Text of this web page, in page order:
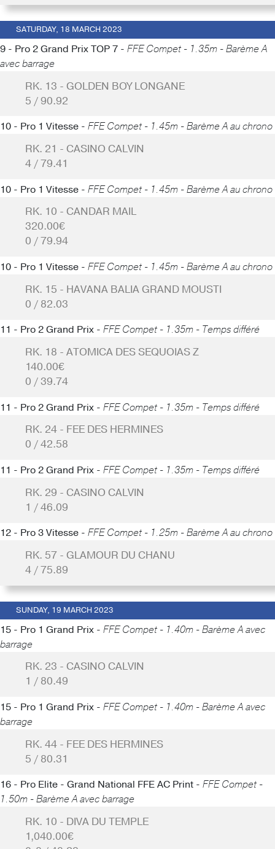
SATURDAY, 18 MARCH 2023
9 - Pro 2 Grand Prix TOP 7 - FFE Compet - 1.35m - Barème A
avec barrage
RK. 13 - GOLDEN BOY LONGANE
5 / 90.92
10 - Pro 1 Vitesse - FFE Compet - 1.45m - Barème A au chrono
RK. 21 - CASINO CALVIN
4 / 79.41
10 - Pro 1 Vitesse - FFE Compet - 1.45m - Barème A au chrono
RK. 10 - CANDAR MAIL
320.00€
0 / 79.94
10 - Pro 1 Vitesse - FFE Compet - 1.45m - Barème A au chrono
RK. 15 - HAVANA BALIA GRAND MOUSTI
0 / 82.03
11 - Pro 2 Grand Prix - FFE Compet - 1.35m - Temps différé
RK. 18 - ATOMICA DES SEQUOIAS Z
140.00€
0 / 39.74
11 - Pro 2 Grand Prix - FFE Compet - 1.35m - Temps différé
RK. 24 - FEE DES HERMINES
0 / 42.58
11 - Pro 2 Grand Prix - FFE Compet - 1.35m - Temps différé
RK. 29 - CASINO CALVIN
1 / 46.09
12 - Pro 3 Vitesse - FFE Compet - 1.25m - Barème A au chrono
RK. 57 - GLAMOUR DU CHANU
4 / 75.89
SUNDAY, 19 MARCH 2023
15 - Pro 1 Grand Prix - FFE Compet - 1.40m - Barème A avec
barrage
RK. 23 - CASINO CALVIN
1 / 80.49
15 - Pro 1 Grand Prix - FFE Compet - 1.40m - Barème A avec
barrage
RK. 44 - FEE DES HERMINES
5 / 80.31
16 - Pro Elite - Grand National FFE AC Print - FFE Compet -
1.50m - Barème A avec barrage
RK. 10 - DIVA DU TEMPLE
1,040.00€